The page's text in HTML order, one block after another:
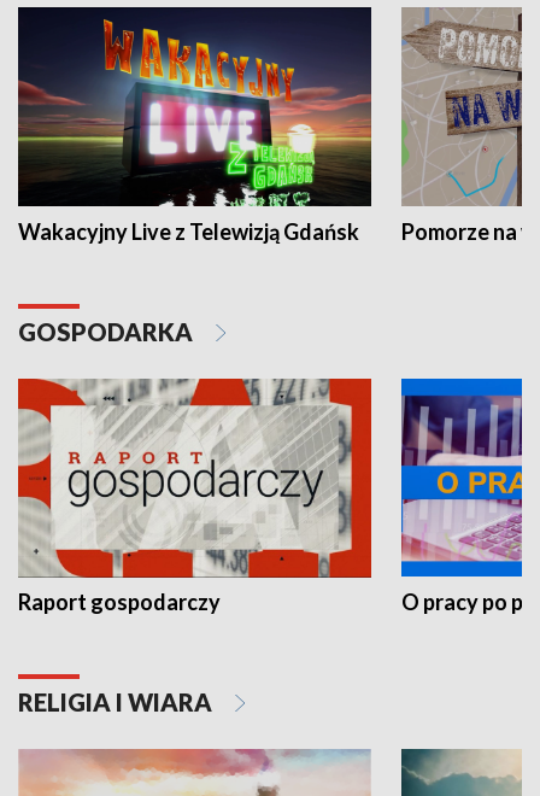
Wakacyjny Live z Telewizją Gdańsk Pomorze na
GOSPODARKA
Raport gospodarczy O pracy po
RELIGIA I WIARA